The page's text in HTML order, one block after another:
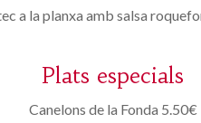
a la planxa amb salsa
Plats especials
Canelons de la Fonda 5.50€